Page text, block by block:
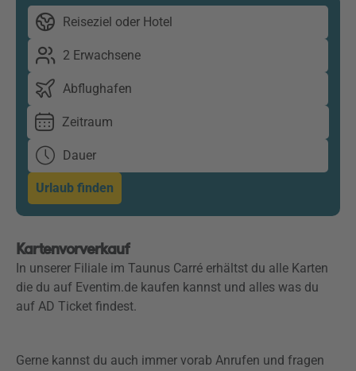
Reiseziel oder Hotel
2 Erwachsene
Abflughafen
Zeitraum
Dauer
Urlaub finden
Kartenvorverkauf
In unserer Filiale im Taunus Carré erhältst du alle Karten
die du auf Eventim.de kaufen kannst und alles was du
auf AD Ticket findest.
Gerne kannst du auch immer vorab Anrufen und fragen